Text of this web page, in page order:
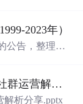
2023年）
公告，整理了
包含认定次（共89页PPT）复苏期购物中心的社群运营解析分享.pptx
解析分享.pptx